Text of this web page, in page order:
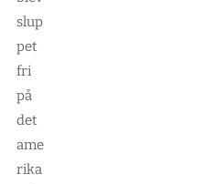
slup
pet
fri
på
det
ame
rika